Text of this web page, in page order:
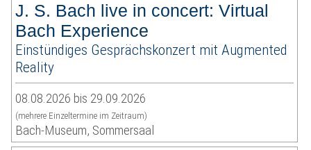
J. S. Bach live in concert: Virtual
Bach Experience
Einstündiges Gesprächskonzert mit Augmented
Reality
08.08.2026 bis 29.09.2026
(mehrere Einzeltermine im Zeitraum)
Bach-Museum, Sommersaal